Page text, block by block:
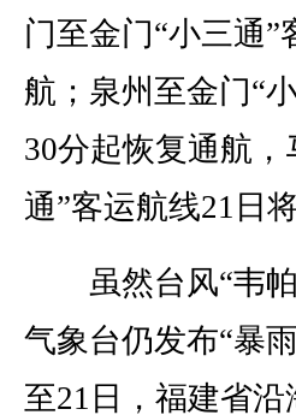
门至金门“小三通
航；泉州至金门“
30分起恢复通航
通”客运航线21日
虽然台风“韦帕
气象台仍发布“暴
至21日，福建省